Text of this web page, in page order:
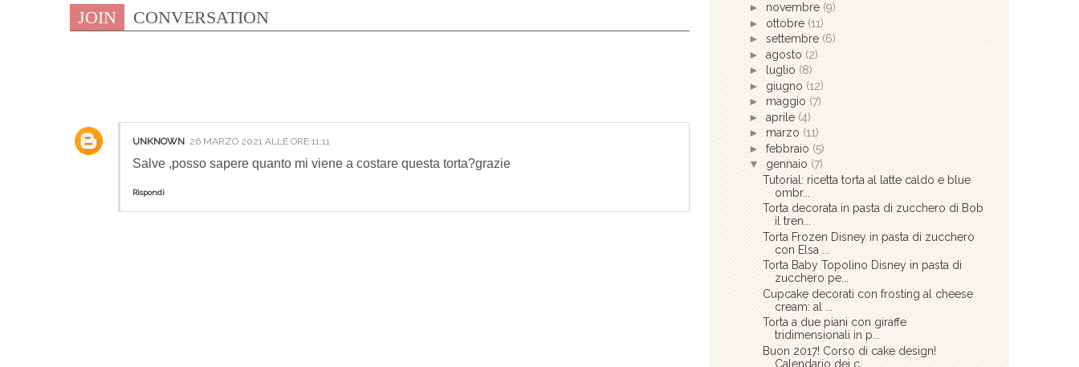
JOIN CONVERSATION
UNKNOWN 26 MARZO 2021 ALLE ORE 11:11
Salve ,posso sapere quanto mi viene a costare questa torta?grazie
Rispondi
► novembre (9)
► ottobre (11)
► settembre (6)
► agosto (2)
►
luglio (8)
► giugno (12)
► maggio (7)
► aprile (4)
► marzo (11)
► febbraio (5)
▼ gennaio (7)
Tutorial: ricetta torta al latte caldo e blue
ombr...
Torta decorata in pasta di zucchero di Bob
il tren...
Torta Frozen Disney in pasta di zucchero
con Elsa ...
Torta Baby Topolino Disney in pasta di
zucchero pe...
Cupcake decorati con frosting al cheese
cream: al ...
Torta a due piani con giraffe
tridimensionali in p...
Buon 2017! Corso di cake design!
Calendario dei c...